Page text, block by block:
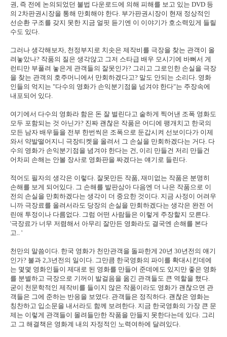
권, 즉 전에 논의되었던 불법 다운로드에 의해 피해를 보고 있는 DVD 등
의 2차판권시장을 통해 만회해야 한다. 부가판권시장이 현재 정상적인
선순환 구조를 갖지 못한 지금 얼핏 듣기엔 이 이야기가 호소력있게 들릴
수도 있다.
그러나 생각해보자, 천정부지로 치솟은 제작비를 극장을 찾는 관객이 올
려놓았나? 작품의 질은 생각않고 그저 스타급 배우 모시기에 바뻐서 게
런티만 부풀려 놓은게 관객들의 잘못인가? 그리고 그로인한 손실을 극장
을 찾는 관객의 호주머니에서 만회하겠다고? 말도 안되는 소리다. 영화
인들의 억지는 "다수의 영화가 손익분기점을 넘겨야 한다"는 주장속에
내포되어 있다.
여기에서 다수의 영화라 함은 돈 잘 벌린다고 숱하게 찍어낸 조폭 영화도
모두 포함되는 것 아닌가? 진짜 괜찮은 작품은 어디에 팽개치고 한국의
모든 남자 배우들을 전부 한번씩은 조폭으로 둔갑시켜 선보이다가 이제
와서 약발떨어지니 극장티켓을 올려서 그 손실을 만회하겠다는 거다. 다
수의 영화가 손익분기점을 념겨야 한다는 건, 이리 만들건 저리 만들건
어차피 손해는 안볼 장사로 영화판을 짜겠다는 얘기로 들린다.
적어도 필자의 생각은 이렇다. 잘못만든 작품, 재미없는 작품은 분명히
손해를 보게 되어있다. 그 손해를 발판삼아 다음엔 더 나은 작품으로 이
전의 손실을 만회하겠다는 생각이 더 중요한 것이다. 지금 사정이 어려우
니까 극장료를 올려서라도 당장의 손실을 만회하겠다는 생각은 완전 어
린애 투정이나 다름없다. 그럼 어떤 사람들은 이렇게 주장할지 모른다.
'극장료가 너무 저렴해서 아무리 잘만든 영화라도 결국엔 손해를 본다
고.. '
천만의 말씀이다. 한국 영화가 천만관객을 돌파한게 20년 30년전의 얘기
인가? 불과 2,3년전의 일이다. 그만큼 한국영화의 파이를 확대시킨데에
는 몇몇 영화인들이 제대로 된 영화를 만들어 준데에도 있지만 좋은 영화
를 분별하고 극장으로 기꺼이 발걸음을 옮긴 관객들도 큰 역할을 했다.
굳이 천문학적인 제작비를 들이지 않은 작품이라도 영화가 괜찮으면 관
객들은 그에 준하는 반응을 보였다. 관객들은 정직하다. 괜찮은 영화는
칭찬하고 입소문을 내서라도 함께 보려한다. 지금 한국영화의 가장 큰 문
제는 이렇게 관객들이 몰려들만한 작품을 만들지 못한다는데 있다. 그리
고 그 해결책은 영화계 내의 자정적인 노력여하에 달려있다.